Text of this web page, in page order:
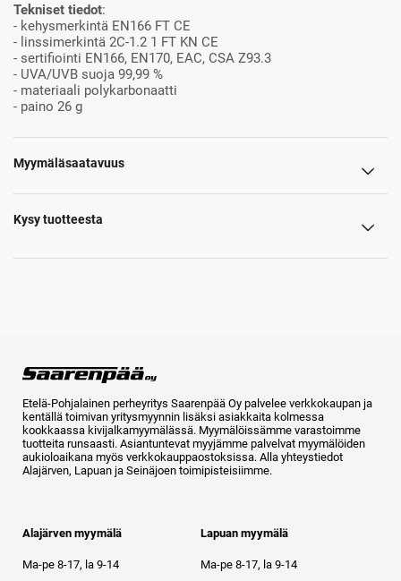
Tekniset tiedot:
- kehysmerkintä EN166 FT CE
- linssimerkintä 2C-1.2 1 FT KN CE
- sertifiointi EN166, EN170, EAC, CSA Z93.3
- UVA/UVB suoja 99,99 %
- materiaali polykarbonaatti
- paino 26 g
Myymäläsaatavuus
Kysy tuotteesta
Etelä-Pohjalainen perheyritys Saarenpää Oy palvelee verkkokaupan ja
kentällä toimivan yritysmyynnin lisäksi asiakkaita kolmessa
kookkaassa kivijalkamyymälässä. Myymälöissämme varastoimme
tuotteita runsaasti. Asiantuntevat myyjämme palvelvat myymälöiden
aukioloaikana myös verkkokauppaostoksissa. Alla yhteystiedot
Alajärven, Lapuan ja Seinäjoen toimipisteisiimme.
Alajärven myymälä
Ma-pe 8-17, la 9-14
Lapuan myymälä
Ma-pe 8-17, la 9-14